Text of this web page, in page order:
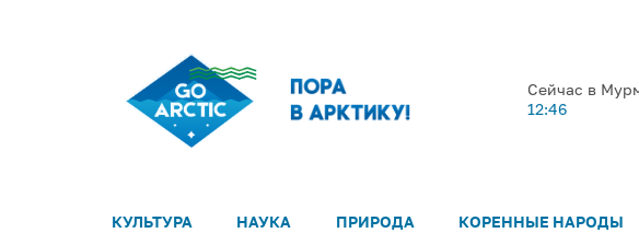
Сейчас в
12:46
КУЛЬТУРА НАУКА ПРИРОДА КОРЕННЫЕ НАРОДЫ